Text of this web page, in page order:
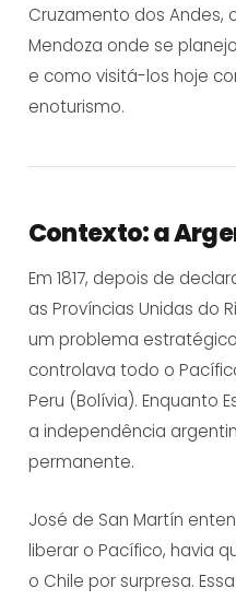
Cruzamento dos Andes,
Mendoza onde se
e como visitá-los hoje
enoturismo.
Contexto: a
Em 1817, depois de
as Províncias Unidas do
um problema
controlava todo o
Peru (Bolívia). Enquanto
a independência
permanente.
José de San Martín
liberar o Pacífico, havia
o Chile por surpresa.